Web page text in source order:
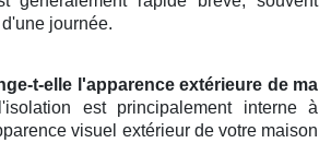
journée.
t-elle l'apparence extérieure de ma
est principalement interne à
visuel extérieur de votre maison